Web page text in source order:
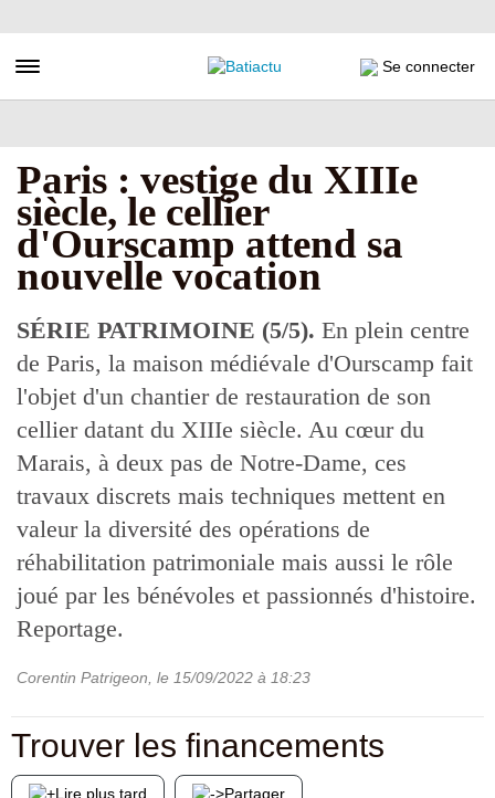
au
principal
Toggle navigation Se connecter
Paris : vestige du XIIIe
siècle, le cellier
d'Ourscamp attend sa
nouvelle vocation
SÉRIE PATRIMOINE (5/5). En plein centre
de Paris, la maison médiévale d'Ourscamp fait
l'objet d'un chantier de restauration de son
cellier datant du XIIIe siècle. Au cœur du
Marais, à deux pas de Notre-Dame, ces
travaux discrets mais techniques mettent en
valeur la diversité des opérations de
réhabilitation patrimoniale mais aussi le rôle
joué par les bénévoles et passionnés d'histoire.
Reportage.
Corentin Patrigeon , le 15/09/2022 à 18:23
Trouver les financements
Lire plus tard Partager